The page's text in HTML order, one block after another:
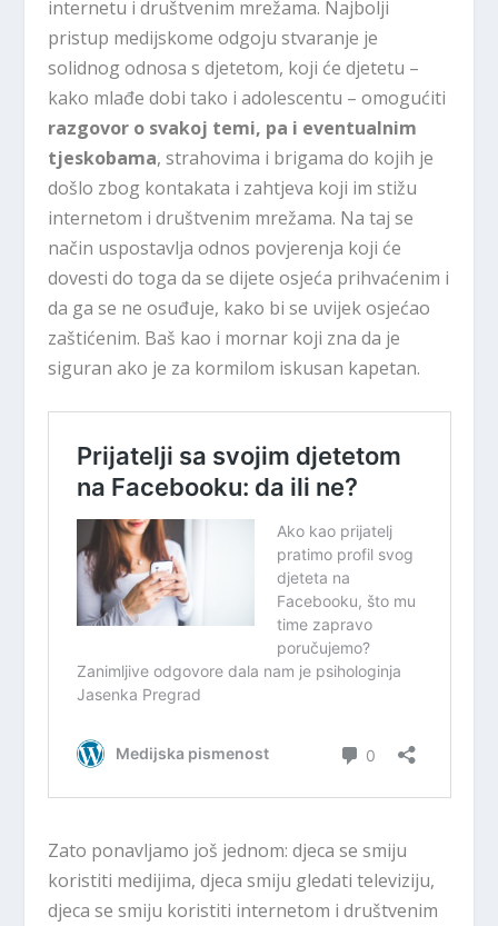
internetu i društvenim mrežama. Najbolji
pristup medijskome odgoju stvaranje je
solidnog odnosa s djetetom, koji će djetetu –
kako mlađe dobi tako i adolescentu – omogućiti
razgovor o svakoj temi, pa i eventualnim
tjeskobama, strahovima i brigama do kojih je
došlo zbog kontakata i zahtjeva koji im stižu
internetom i društvenim mrežama. Na taj se
način uspostavlja odnos povjerenja koji će
dovesti do toga da se dijete osjeća prihvaćenim i
da ga se ne osuđuje, kako bi se uvijek osjećao
zaštićenim. Baš kao i mornar koji zna da je
siguran ako je za kormilom iskusan kapetan.
Zato ponavljamo još jednom: djeca se smiju
koristiti medijima, djeca smiju gledati televiziju,
djeca se smiju koristiti internetom i društvenim